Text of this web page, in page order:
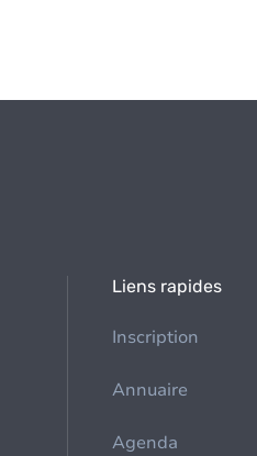
Liens rapides
Inscription
Annuaire
Agenda